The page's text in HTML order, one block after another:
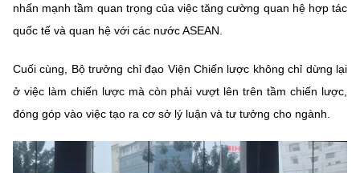
nhấn mạnh tầm quan trọng của việc tăng cường quan hệ hợp tác
quốc tế và quan hệ với các nước ASEAN.
Cuối cùng, Bộ trưởng chỉ đạo Viện Chiến lược không chỉ dừng lại
ở việc làm chiến lược mà còn phải vượt lên trên tầm chiến lược,
đóng góp vào việc tạo ra cơ sở lý luận và tư tưởng cho ngành.